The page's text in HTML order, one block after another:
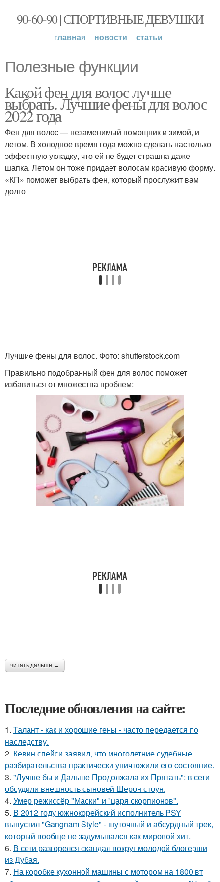
90-60-90 | СПОРТИВНЫЕ ДЕВУШКИ
главная новости статьи
Полезные функции
Какой фен для волос лучше
выбрать. Лучшие фены для волос
2022 года
Фен для волос — незаменимый помощник и зимой, и
летом. В холодное время года можно сделать настолько
эффектную укладку, что ей не будет страшна даже
шапка. Летом он тоже придает волосам красивую форму.
«КП» поможет выбрать фен, который прослужит вам
долго
Лучшие фены для волос. Фото: shutterstock.com
Правильно подобранный фен для волос поможет
избавиться от множества проблем:
читать дальше →
Последние обновления на сайте:
1. Талант - как и хорошие гены - часто передается по
наследству.
2. Кевин спейси заявил, что многолетние судебные
разбирательства практически уничтожили его состояние.
3. "Лучше бы и Дальше Продолжала их Прятать": в сети
обсудили внешность сыновей Шерон стоун.
4. Умер режиссёр "Маски" и "царя скорпионов".
5. В 2012 году южнокорейский исполнитель PSY
выпустил "Gangnam Style" - шуточный и абсурдный трек,
который вообще не задумывался как мировой хит.
6. В сети разгорелся скандал вокруг молодой блогерши
из Дубая.
7. На коробке кухонной машины с мотором на 1800 вт